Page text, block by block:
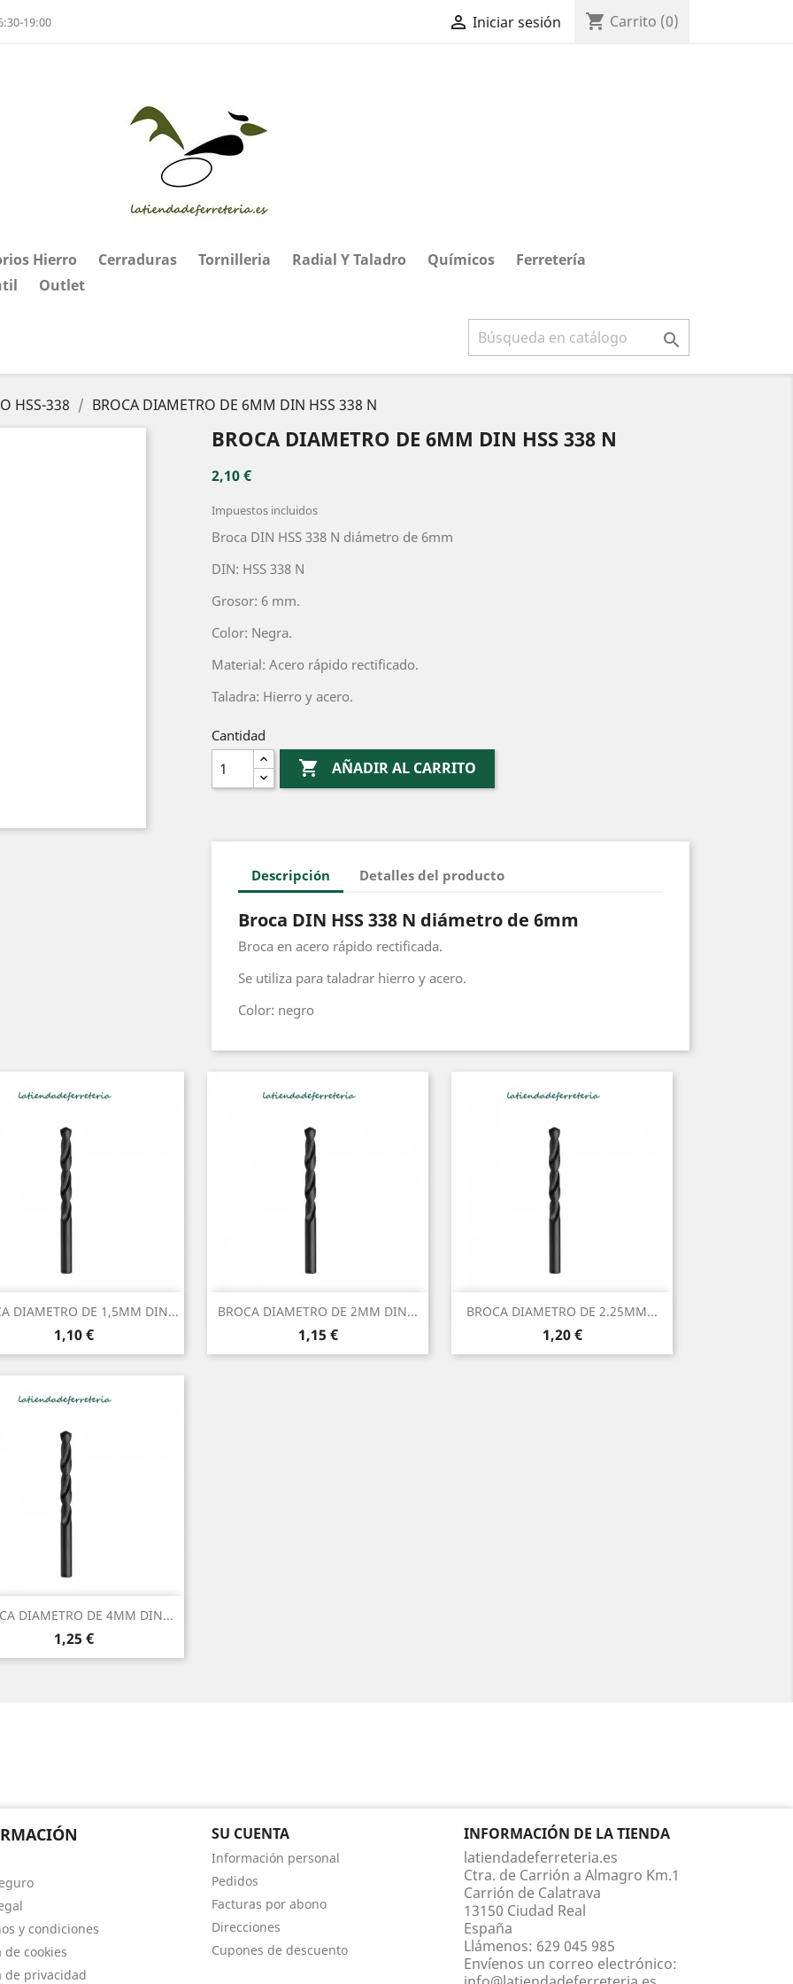
19:00  Iniciar sesión shopping_cart Carrito (0)
Hierro Cerraduras Tornilleria Radial Y Taladro Químicos
Ferretería
Outlet

HSS-338 BROCA DIAMETRO DE 6MM DIN HSS 338 N
BROCA DIAMETRO DE 6MM DIN HSS 338 N
2,10 €
Impuestos incluidos
Broca DIN HSS 338 N diámetro de 6mm
DIN: HSS 338 N
Grosor: 6 mm.
Color: Negra.
Material: Acero rápido rectificado.
Taladra: Hierro y acero.
Cantidad
 AÑADIR AL CARRITO
Descripción Detalles del producto
Broca DIN HSS 338 N diámetro de 6mm
Broca en acero rápido rectificada.
Se utiliza para taladrar hierro y acero.
Color: negro
DIAMETRO DE 1,5MM DIN...
Precio
1,10 €
Vista rápida BROCA DIAMETRO DE 2MM DIN...
Precio
1,15 €
Vista rápida BROCA DIAMETRO DE 2.25MM...
Precio
1,20 €
Vista rápida
DIAMETRO DE 4MM DIN...
Precio
1,25 €
Vista rápida
y condiciones
de cookies
de privacidad
SU CUENTA
Información personal
Pedidos
Facturas por abono
Direcciones
Cupones de descuento
INFORMACIÓN DE LA TIENDA
latiendadeferreteria.es
Ctra. de Carrión a Almagro Km.1
Carrión de Calatrava
13150 Ciudad Real
España
Llámenos: 629 045 985
Envíenos un correo electrónico: